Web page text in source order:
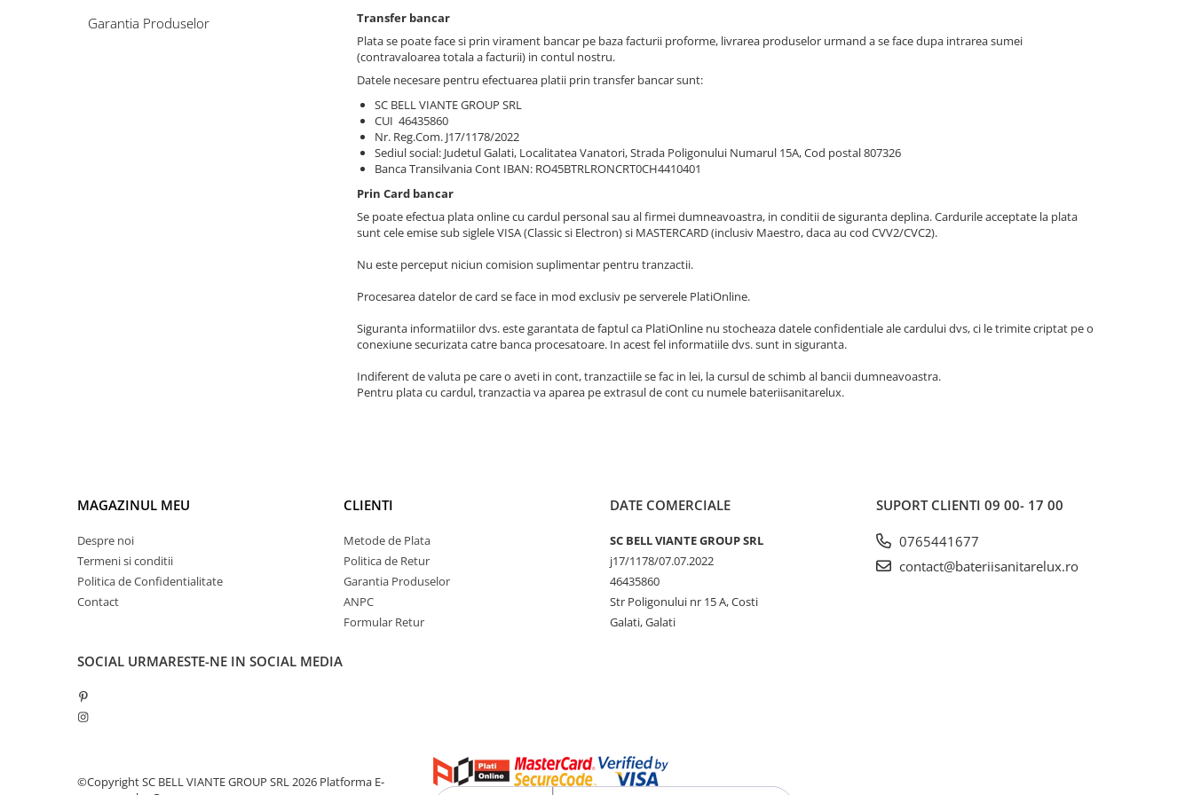
Transfer bancar
Plata se poate face si prin virament bancar pe baza facturii proforme, livrarea produselor urmand a se face dupa intrarea sumei
(contravaloarea totala a facturii) in contul nostru.
Datele necesare pentru efectuarea platii prin transfer bancar sunt:
SC BELL VIANTE GROUP SRL
CUI 46435860
Nr. Reg.Com. J17/1178/2022
Sediul social: Judetul Galati, Localitatea Vanatori, Strada Poligonului Numarul 15A, Cod postal 807326
Banca Transilvania Cont IBAN: RO45BTRLRONCRT0CH4410401
Prin Card bancar
Se poate efectua plata online cu cardul personal sau al firmei dumneavoastra, in conditii de siguranta deplina. Cardurile acceptate la plata
sunt cele emise sub siglele VISA (Classic si Electron) si MASTERCARD (inclusiv Maestro, daca au cod CVV2/CVC2).
Nu este perceput niciun comision suplimentar pentru tranzactii.
Procesarea datelor de card se face in mod exclusiv pe serverele PlatiOnline.
Siguranta informatiilor dvs. este garantata de faptul ca PlatiOnline nu stocheaza datele confidentiale ale cardului dvs, ci le trimite criptat pe o
conexiune securizata catre banca procesatoare. In acest fel informatiile dvs. sunt in siguranta.
Indiferent de valuta pe care o aveti in cont, tranzactiile se fac in lei, la cursul de schimb al bancii dumneavoastra.
Pentru plata cu cardul, tranzactia va aparea pe extrasul de cont cu numele bateriisanitarelux.
Garantia Produselor
MAGAZINUL MEU
Despre noi
Termeni si conditii
Politica de Confidentialitate
Contact
CLIENTI
Metode de Plata
Politica de Retur
Garantia Produselor
ANPC
Formular Retur
DATE COMERCIALE
SC BELL VIANTE GROUP SRL
j17/1178/07.07.2022
46435860
Str Poligonului nr 15 A, Costi
Galati, Galati
SUPORT CLIENTI 09 00- 17 00
0765441677
contact@bateriisanitarelux.ro
SOCIAL URMARESTE-NE IN SOCIAL MEDIA
©Copyright SC BELL VIANTE GROUP SRL 2026 Platforma E-